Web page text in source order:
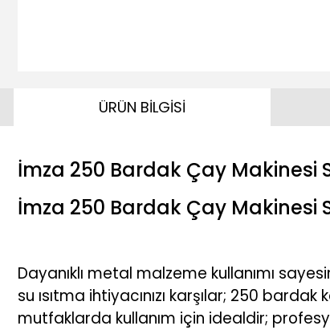
ÜRÜN BİLGİSİ
İmza 250 Bardak Çay Makinesi
İmza 250 Bardak Çay Makinesi
Dayanıklı metal malzeme kullanımı
su ısıtma ihtiyacınızı karşılar; 250
mutfaklarda kullanım için idealdir;